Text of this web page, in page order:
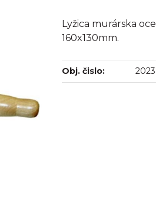
Lyžica murárska
160x130mm.
Obj. čislo: 2023